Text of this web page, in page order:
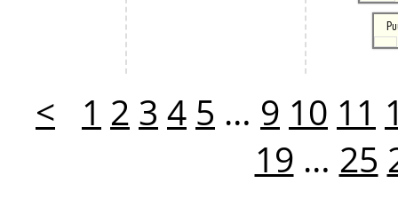
< 1 2 3 4 5 … 9 10 11
19 … 25